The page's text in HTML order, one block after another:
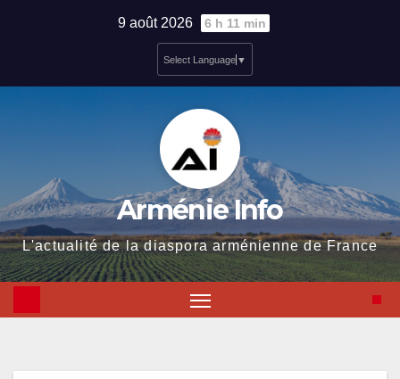
9 août 2026 6 h 11 min
Select Language ▼
Arménie Info
L'actualité de la diaspora arménienne de France